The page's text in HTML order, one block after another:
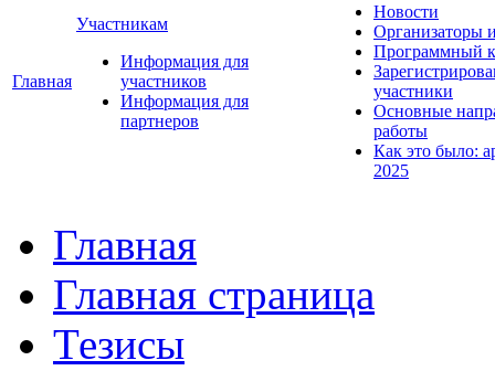
Главная
Участникам
Информация для
участников
Информация для
партнеров
Новости
Организаторы
Программный
участники
Основные
работы
Как это было:
2025
Главная
Главная страница
Тезисы